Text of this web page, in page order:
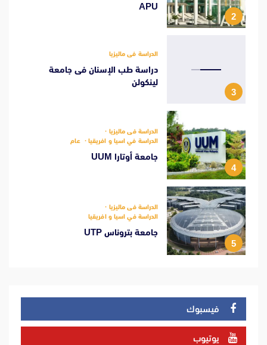
2
APU
3
الدراسة فى ماليزيا
دراسة طب الإسنان فى جامعة
لينكولن
4
الدراسة فى ماليزيا
الدراسة في اسيا و افريقيا
عام
جامعة أوتارا UUM
5
الدراسة فى ماليزيا
الدراسة في اسيا و افريقيا
جامعة بتروناس UTP
فيسبوك
يوتيوب